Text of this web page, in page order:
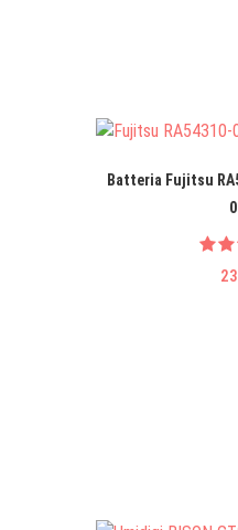
Batteria Fujitsu